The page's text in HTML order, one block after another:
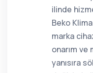
ilinde
Beko
marka
onarım
yanısıra